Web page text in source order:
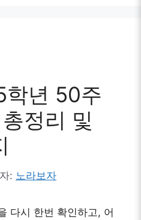
학년 50주
정리 및
: 노라보자
다시 한번 확인하고, 어